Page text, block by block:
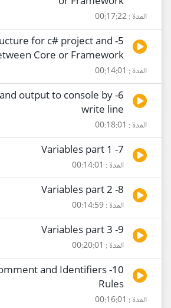
المدة : 00:17:22
for c# project and
Core or Framework
المدة : 00:14:01
and output to console by
write line
المدة : 00:18:01
7- Variables part 1
المدة : 00:14:01
8- Variables part 2
المدة : 00:14:59
9- Variables part 3
المدة : 00:20:01
comment and Identifiers
Rules
المدة : 00:16:01